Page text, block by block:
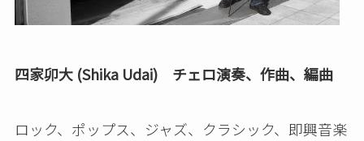
四家卯大 (Shika Udai) チェロ演奏、作曲、編曲
ロック、ポップス、ジャズ、クラシック、即興音楽